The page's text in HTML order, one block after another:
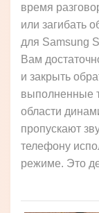
время
или загибать
для Samsung
Вам
и закрыть
выполненные
области
пропускают
телефону
режиме. Это